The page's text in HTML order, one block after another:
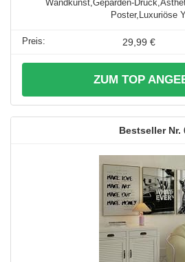
Wandkunst,Geparden-
Poster,Luxuriöse Y
29,99 €
ZUM TOP